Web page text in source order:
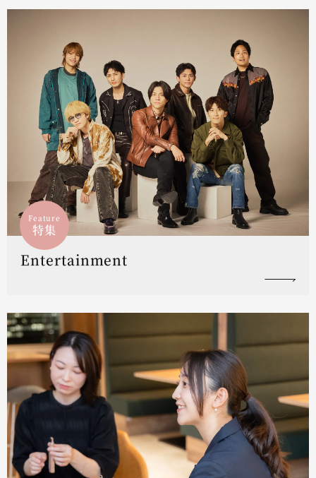
Feature
特集
Entertainment